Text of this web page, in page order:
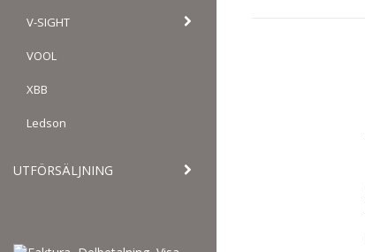
V-SIGHT
VOOL
XBB
Ledson
UTFÖRSÄLJNING